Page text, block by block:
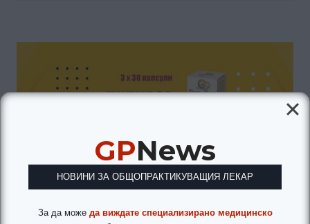
GPNews
НОВИНИ ЗА ОБЩОПРАКТИКУВАЩИЯ ЛЕКАР
За да може да виждате специализирано медицинско